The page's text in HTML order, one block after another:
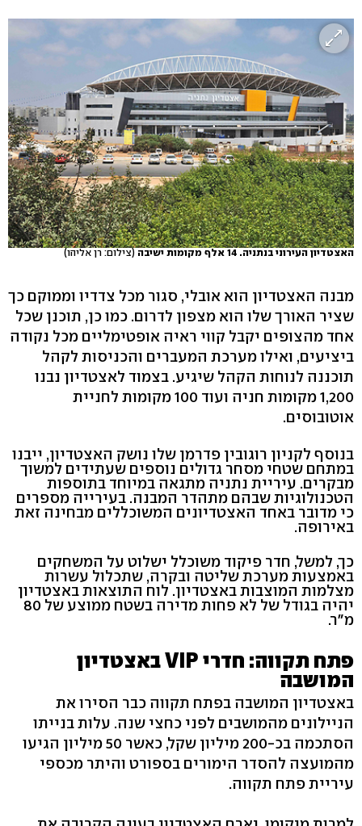
האצטדיון העירוני בנתניה. 14 אלף מקומות ישיבה (צילום: רן אליהו)
מבנה האצטדיון הוא אובלי, סגור מכל צדדיו וממוקם כך
שציר האורך שלו הוא מצפון לדרום. כמו כן, תוכנן שכל
אחד מהצופים יקבל קווי ראיה אופטימליים מכל נקודה
ביציעים, ואילו מערכת המעברים והכניסות לקהל
תוכננה לנוחות הקהל שיגיע. בצמוד לאצטדיון נבנו
1,200 מקומות חניה ועוד 100 מקומות לחניית
אוטובוסים.
בנוסף לקניון רוגובין פדרמן שלו נושק האצטדיון, ייבנו
במתחם שטחי מסחר גדולים נוספים שעתידים למשוך
מבקרים. עיריית נתניה מתגאה במיוחד בתוספות
הטכנולוגיות שבהם מתהדר המבנה. בעירייה מספרים
כי מדובר באחד האצטדיונים המשוכללים מבחינה זאת
באירופה.
כך, למשל, חדר פיקוד משוכלל ישלוט על המשחקים
באמצעות מערכת שליטה ובקרה, שתכלול עשרות
מצלמות המוצבות באצטדיון. לוח התוצאות באצטדיון
יהיה בגודל של לא פחות מדירה בשטח ממוצע של 80
מ"ר.
פתח תקווה: חדרי VIP באצטדיון
המושבה
באצטדיון המושבה בפתח תקווה כבר הסירו את
הניילונים מהמושבים לפני כחצי שנה. עלות בנייתו
הסתכמה בכ-200 מיליון שקל, כאשר 50 מיליון הגיעו
מהמועצה להסדר הימורים בספורט והיתר מכספי
עיריית פתח תקווה.